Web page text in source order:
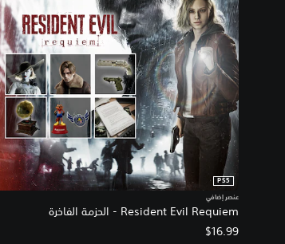
Resident Evil Requiem - الحزمة الفاخرة
PS5
عنصر إضافي
$16.99